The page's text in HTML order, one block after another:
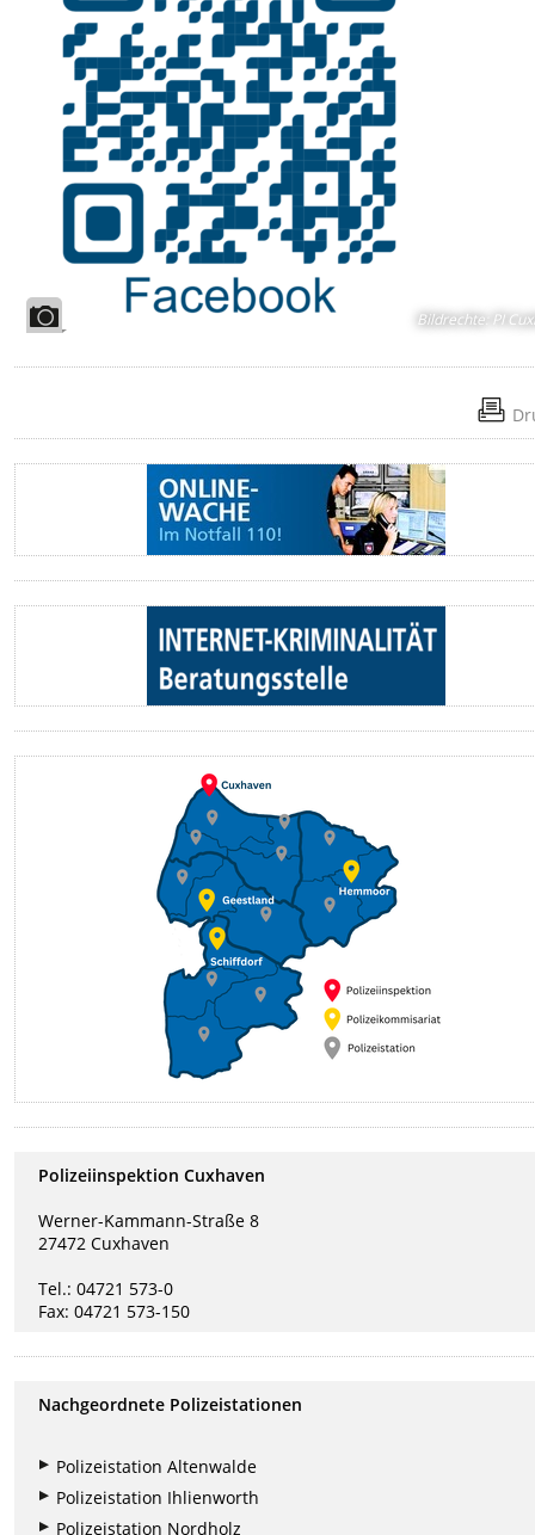
Bildrechte: PI
Polizeiinspektion Cuxhaven
Werner-Kammann-Straße 8
27472 Cuxhaven
Tel.: 04721 573-0
Fax: 04721 573-150
Nachgeordnete Polizeistationen
Polizeistation Altenwalde
Polizeistation Ihlienworth
Polizeistation Nordholz